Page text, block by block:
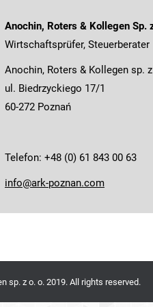
Anochin, Roters & Kollegen Sp.
Wirtschaftsprüfer, Steuerberater
Anochin, Roters & Kollegen sp.
ul. Biedrzyckiego 17/1
60-272 Poznań
Telefon: +48 (0) 61 843 00 63
info@ark-poznan.com
sp. z o. o. 2019. All rights reserved.